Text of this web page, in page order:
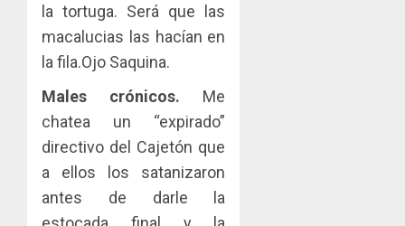
la tortuga. Será que las
macalucias las hacían en
la fila.Ojo Saquina.
Males crónicos. Me
chatea un “expirado”
directivo del Cajetón que
a ellos los satanizaron
antes de darle la